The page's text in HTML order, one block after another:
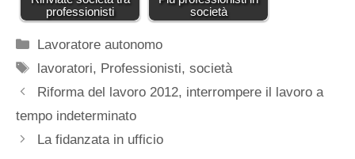
professionisti
società
Categorie
Lavoratore autonomo
Tag
lavoratori, Professionisti,società
Riforma del lavoro 2012, interrompere il lavoro a
tempo indeterminato
La fidanzata in ufficio